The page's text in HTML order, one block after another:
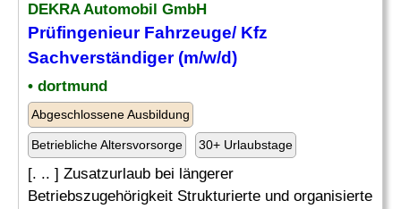
DEKRA Automobil GmbH
Prüfingenieur Fahrzeuge/ Kfz
Sachverständiger (m/w/d)
• dortmund
Abgeschlossene Ausbildung
Betriebliche Altersvorsorge 30+ Urlaubstage
[. .. ] Zusatzurlaub bei längerer
Betriebszugehörigkeit Strukturierte und organisierte